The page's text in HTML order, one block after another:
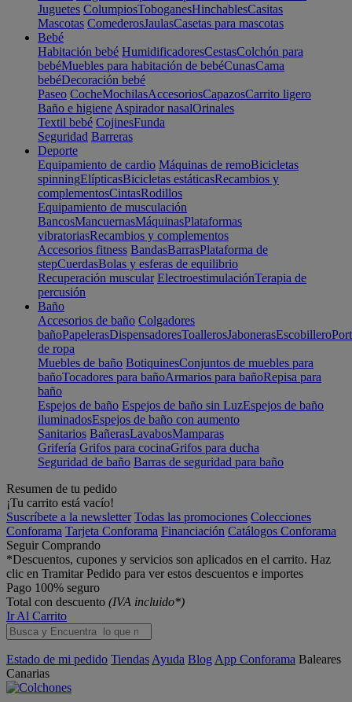
Juguetes ColumpiosToboganesHinchablesCasitas
Mascotas ComederosJaulasCasetas para mascotas
Bebé
Habitación bebé HumidificadoresCestasColchón para
bebéMuebles para habitación de bebéCunasCama
bebéDecoración bebé
Paseo CocheMochilasAccesoriosCapazosCarrito ligero
Baño e higiene Aspirador nasalOrinales
Textil bebé CojinesFunda
Seguridad Barreras
Deporte
Equipamiento de cardio Máquinas de remoBicicletas
spinningElípticasBicicletas estáticasRecambios y
complementosCintasRodillos
Equipamiento de musculación
BancosMancuernasMáquinasPlataformas
vibratoriasRecambios y complementos
Accesorios fitness BandasBarrasPlataforma de
stepCuerdasBolas y esferas de equilibrio
Recuperación muscular ElectroestimulaciónTerapia de
percusión
Baño
Accesorios de baño Colgadores
bañoPapelerasDispensadoresToallerosJabonerasEscobillero
de ropa
Muebles de baño BotiquinesConjuntos de muebles para
bañoTocadores para bañoArmarios para bañoRepisa para
baño
Espejos de baño Espejos de baño sin LuzEspejos de baño
iluminadosEspejos de baño con aumento
Sanitarios BañerasLavabosMamparas
Grifería Grifos para cocinaGrifos para ducha
Seguridad de baño Barras de seguridad para baño
Resumen de tu pedido
¡Tu carrito está vacío!
Suscríbete a la newsletter Todas las promociones Colecciones
Conforama Tarjeta Conforama Financiación Catálogos Conforama
Seguir Comprando
*Descuentos, cupones y servicios son aplicados en el carrito. Haz
clic en Tramitar Pedido para ver estos descuentos e importes
Pago 100% seguro
Total con descuento (IVA incluido*)
Ir Al Carrito
Estado de mi pedido Tiendas Ayuda Blog App Conforama Baleares
Canarias